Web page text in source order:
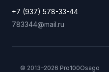
+7 (937) 578-33-44
783344@mail.ru
© 2013–2026 Pro100Osago